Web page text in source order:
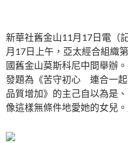
新華社舊金山11月17日電（
月17日上午，亞太經合組織
國舊金山莫斯科尼中間舉辦
發題為《苦守初心 連合一
品質增加》的主己自以為是
像這樣無條件地愛她的女兒